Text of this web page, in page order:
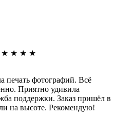
★ ★ ★ ★
печать фотографий. Всё
Приятно удивила
поддержки. Заказ пришёл в
на высоте. Рекомендую!